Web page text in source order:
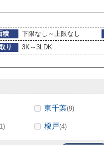
積 下限なし～上限なし
り
3K～3LDK
東千葉(9)
榎戸(4)